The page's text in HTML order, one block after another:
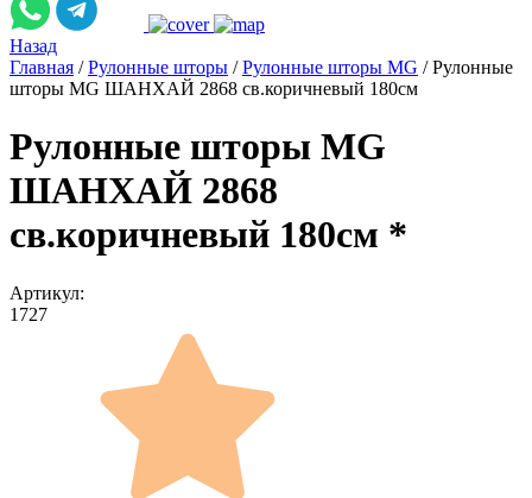
Назад
Главная / Рулонные шторы / Рулонные шторы MG / Рулонные
шторы MG ШАНХАЙ 2868 св.коричневый 180см
Рулонные шторы MG
ШАНХАЙ 2868
св.коричневый 180см *
Артикул:
1727